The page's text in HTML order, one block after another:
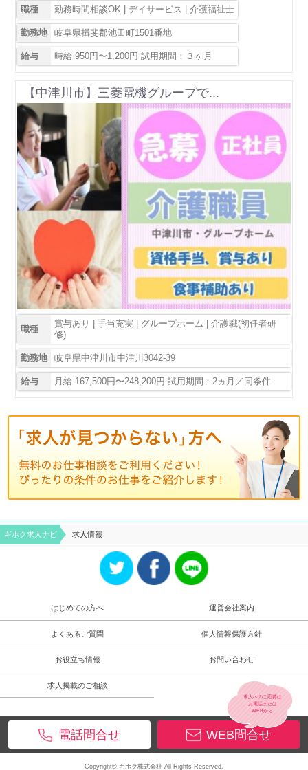
職種 勤務時間相談OK | デイサービス | 介護福祉士
勤務地 岐阜県揖斐郡池田町1501番地
給与 時給 950円〜1,200円 試用期間：３ヶ月
【中津川市】三菱電機グループで...
職種
賞与あり | 手当充実 | グループホーム | 介護職(初任者研
修)
勤務地 岐阜県中津川市中津川3042-39
給与 月給 167,500円〜248,200円 試用期間：2ヵ月／同条件
ギホク求⼈ナビ 求人情報
はじめての方へ 運営会社案内
よくあるご質問 個人情報保護方針
お役立ち情報 お問い合わせ
求人掲載のご相談
求人へのご応募は
お電話または
WEBから
WEB問合せ
電話問合せ
Copyright© ギホク株式会社 All Rights Reserved.